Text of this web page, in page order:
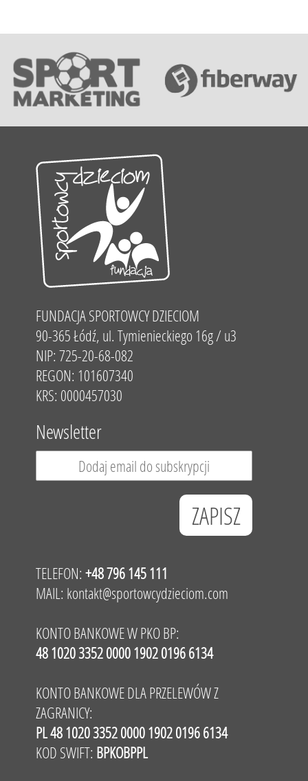
FUNDACJA SPORTOWCY DZIECIOM
90-365 Łódź, ul. Tymienieckiego 16g / u3
NIP: 725-20-68-082
REGON: 101607340
KRS: 0000457030
Newsletter
TELEFON: +48 796 145 111
MAIL: kontakt@sportowcydzieciom.com
KONTO BANKOWE W PKO BP:
48 1020 3352 0000 1902 0196 6134
KONTO BANKOWE DLA PRZELEWÓW Z
ZAGRANICY:
PL 48 1020 3352 0000 1902 0196 6134
KOD SWIFT: BPKOBPPL